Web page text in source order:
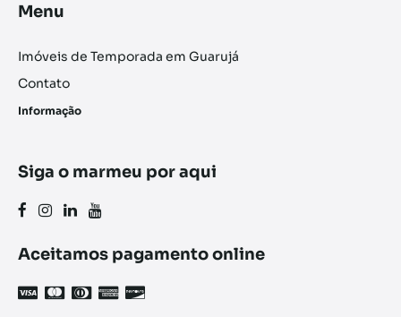
Menu
Imóveis de Temporada em Guarujá
Contato
Informação
Siga o marmeu por aqui
Aceitamos pagamento online